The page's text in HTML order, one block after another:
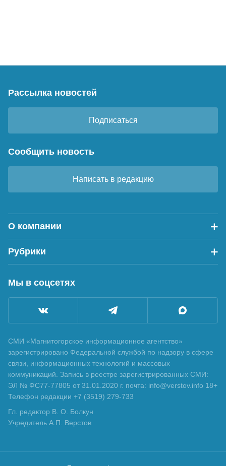
Рассылка новостей
Подписаться
Сообщить новость
Написать в редакцию
О компании
Рубрики
Мы в соцсетях
СМИ «Магнитогорское информационное агентство»
зарегистрировано Федеральной службой по надзору в сфере
связи, информационных технологий и массовых
коммуникаций. Запись в реестре зарегистрированных СМИ:
ЭЛ № ФС77-77805 от 31.01.2020 г. почта: info@verstov.info 18+
Телефон редакции +7 (3519) 279-733
Гл. редактор В. О. Болкун
Учредитель А.П. Верстов